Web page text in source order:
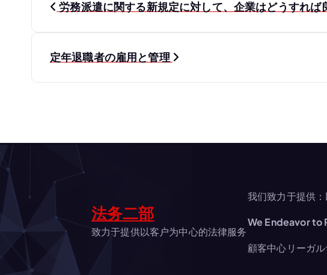
ナ
ョ
ン
労務派遣に関する新規定に対して、企業はどうすれば
定年退職者の雇用と管理
法务二部
致力于提供以客户为中心的法律服务
我们致力于提供
We Endeavor to
顧客中心リーガ